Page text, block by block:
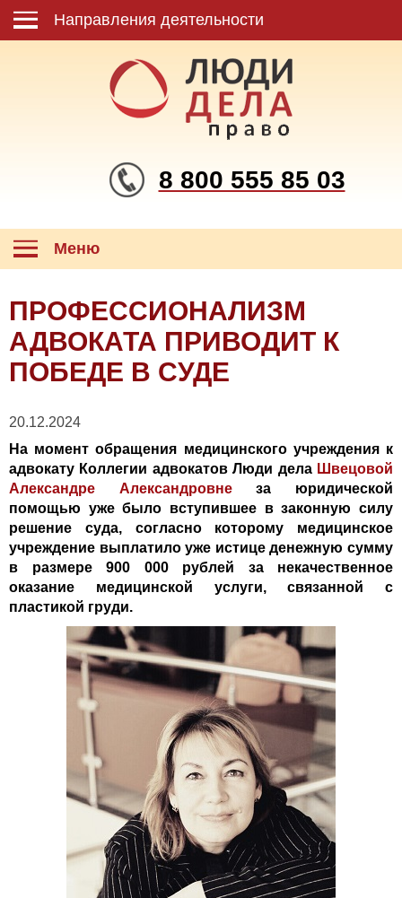
Направления деятельности
8 800 555 85 03
Меню
ПРОФЕССИОНАЛИЗМ
АДВОКАТА ПРИВОДИТ К
ПОБЕДЕ В СУДЕ
20.12.2024
На момент обращения медицинского учреждения к
адвокату Коллегии адвокатов Люди дела Швецовой
Александре Александровнеза юридической
помощью уже было вступившее в законную силу
решение суда, согласно которому медицинское
учреждение выплатило уже истице денежную сумму
в размере 900 000 рублей за некачественное
оказание медицинской услуги, связанной с
пластикой груди.